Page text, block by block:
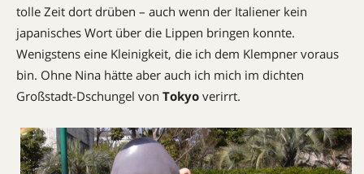
tolle Zeit dort drüben – auch wenn der Italiener kein
japanisches Wort über die Lippen bringen konnte.
Wenigstens eine Kleinigkeit, die ich dem Klempner voraus
bin. Ohne Nina hätte aber auch ich mich im dichten
Großstadt-Dschungel von Tokyo verirrt.